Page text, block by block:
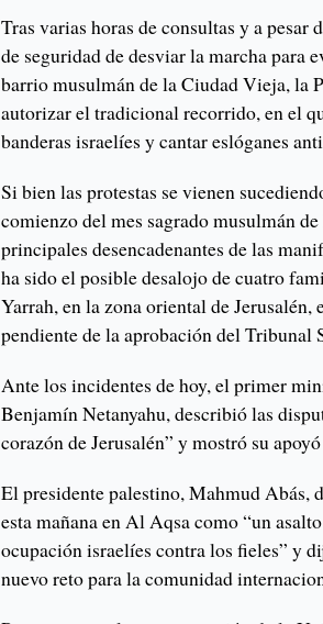
Tras varias horas de consultas y a pesar
de seguridad de desviar la marcha para
barrio musulmán de la Ciudad Vieja, la
autorizar el tradicional recorrido, en el
banderas israelíes y cantar eslóganes
Si bien las protestas se vienen
comienzo del mes sagrado musulmán
principales desencadenantes de las
ha sido el posible desalojo de cuatro
Yarrah, en la zona oriental de
pendiente de la aprobación del Tribunal
Ante los incidentes de hoy, el primer
Benjamín Netanyahu, describió las
corazón de Jerusalén” y mostró su
El presidente palestino, Mahmud Abás,
esta mañana en Al Aqsa como “un
ocupación israelíes contra los fieles” y
nuevo reto para la comunidad